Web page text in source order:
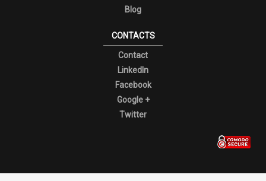
Blog
CONTACTS
Contact
LinkedIn
Facebook
Google +
Twitter